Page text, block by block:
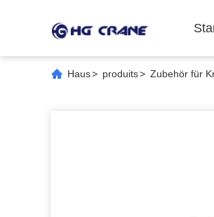
Haus> produits> Zubehör für